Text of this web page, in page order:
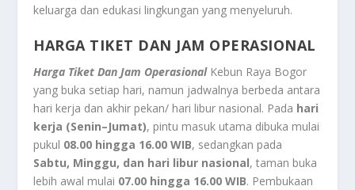
keluarga dan edukasi lingkungan yang menyeluruh.
HARGA TIKET DAN JAM OPERASIONAL
Harga Tiket Dan Jam Operasional Kebun Raya Bogor
yang buka setiap hari, namun jadwalnya berbeda antara
hari kerja dan akhir pekan/ hari libur nasional. Pada hari
kerja (Senin–Jumat), pintu masuk utama dibuka mulai
pukul 08.00 hingga 16.00 WIB, sedangkan pada
Sabtu, Minggu, dan hari libur nasional, taman buka
lebih awal mulai 07.00 hingga 16.00 WIB. Pembukaan